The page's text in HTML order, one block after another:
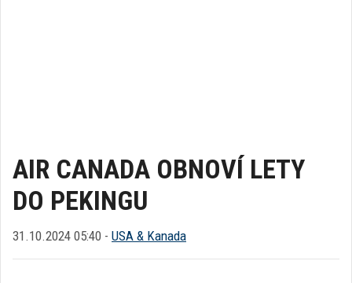
AIR CANADA OBNOVÍ LETY
DO PEKINGU
31.10.2024 05:40 - USA & Kanada